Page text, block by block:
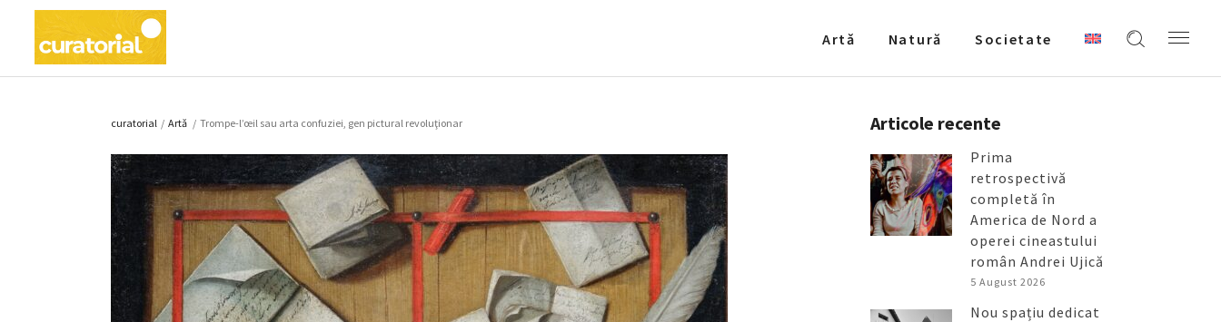
Artǎ Natură Societate
curatorial / Artǎ / Trompe-l’œil sau arta confuziei, gen pictural revoluţionar Articole recente
Prima
retrospectivă
completă în
America de Nord a
operei cineastului
român Andrei Ujică
5 August 2026
Nou spațiu dedicat